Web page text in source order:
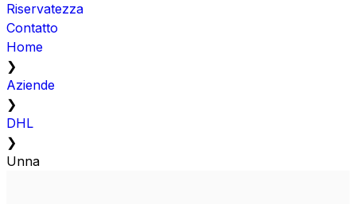
Riservatezza
Contatto
Home
❯
Aziende
❯
DHL
❯
Unna